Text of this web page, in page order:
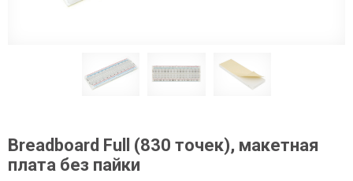
Breadboard Full (830 точек), макетная
плата без пайки